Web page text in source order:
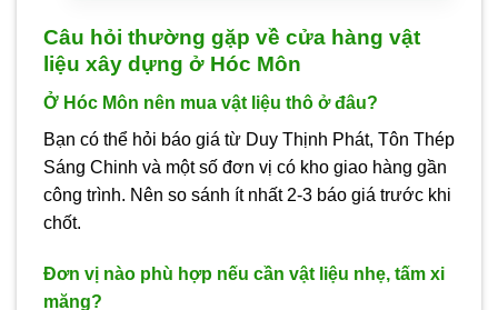
Câu hỏi thường gặp về cửa hàng vật
liệu xây dựng ở Hóc Môn
Ở Hóc Môn nên mua vật liệu thô ở đâu?
Bạn có thể hỏi báo giá từ Duy Thịnh Phát, Tôn Thép
Sáng Chinh và một số đơn vị có kho giao hàng gần
công trình. Nên so sánh ít nhất 2-3 báo giá trước khi
chốt.
Đơn vị nào phù hợp nếu cần vật liệu nhẹ, tấm xi
măng?